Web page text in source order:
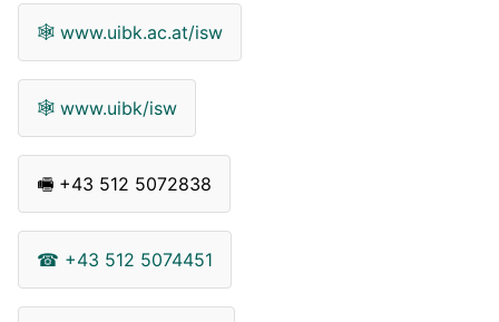
🕸 www.uibk.ac.at/isw
🕸 www.uibk/isw
🖷 +43 512 5072838
☎ +43 512 5074451